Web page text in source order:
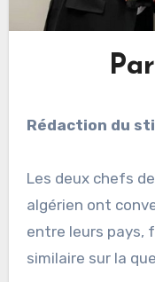
Rédaction du
Les deux chefs
algérien ont
entre leurs pays,
similaire sur la